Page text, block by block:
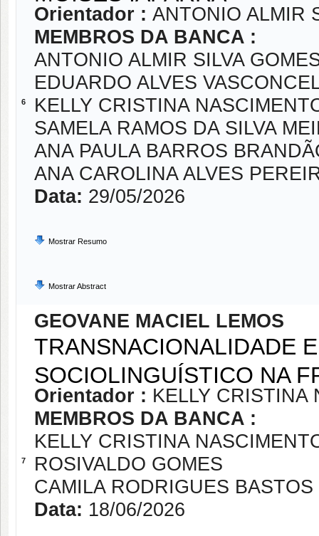
6
Orientador : ANTONIO ALMIR
MEMBROS DA BANCA :
ANTONIO ALMIR SILVA
EDUARDO ALVES
KELLY CRISTINA
SAMELA RAMOS DA SILVA
ANA PAULA BARROS
ANA CAROLINA ALVES
Data: 29/05/2026
Mostrar Resumo
Mostrar Abstract
7
GEOVANE MACIEL LEMOS
TRANSNACIONALIDADE
SOCIOLINGUÍSTICO NA
Orientador : KELLY CRISTINA
MEMBROS DA BANCA :
KELLY CRISTINA
ROSIVALDO GOMES
CAMILA RODRIGUES BASTOS
Data: 18/06/2026